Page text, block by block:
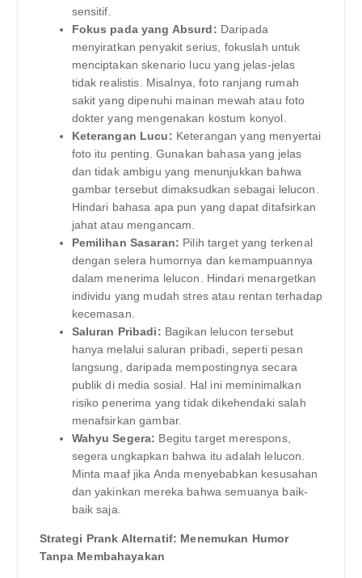
sensitif.
Fokus pada yang Absurd: Daripada
menyiratkan penyakit serius, fokuslah untuk
menciptakan skenario lucu yang jelas-jelas
tidak realistis. Misalnya, foto ranjang rumah
sakit yang dipenuhi mainan mewah atau foto
dokter yang mengenakan kostum konyol.
Keterangan Lucu: Keterangan yang menyertai
foto itu penting. Gunakan bahasa yang jelas
dan tidak ambigu yang menunjukkan bahwa
gambar tersebut dimaksudkan sebagai lelucon.
Hindari bahasa apa pun yang dapat ditafsirkan
jahat atau mengancam.
Pemilihan Sasaran: Pilih target yang terkenal
dengan selera humornya dan kemampuannya
dalam menerima lelucon. Hindari menargetkan
individu yang mudah stres atau rentan terhadap
kecemasan.
Saluran Pribadi: Bagikan lelucon tersebut
hanya melalui saluran pribadi, seperti pesan
langsung, daripada mempostingnya secara
publik di media sosial. Hal ini meminimalkan
risiko penerima yang tidak dikehendaki salah
menafsirkan gambar.
Wahyu Segera: Begitu target merespons,
segera ungkapkan bahwa itu adalah lelucon.
Minta maaf jika Anda menyebabkan kesusahan
dan yakinkan mereka bahwa semuanya baik-
baik saja.
Strategi Prank Alternatif: Menemukan Humor
Tanpa Membahayakan